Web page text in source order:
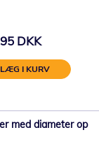
DKK
LÆG I KURV
med diameter op